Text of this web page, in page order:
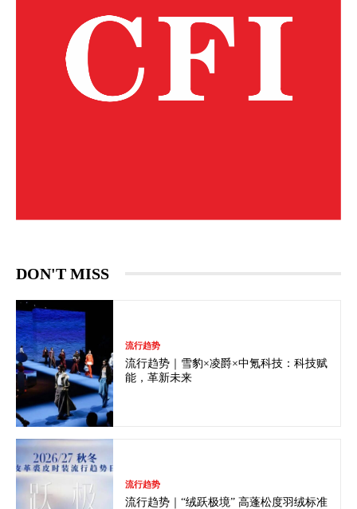
DON'T MISS
流行趋势
流行趋势｜雪豹×凌爵×中氪科技：科技赋
能，革新未来
流行趋势
流行趋势｜“绒跃极境” 高蓬松度羽绒标准